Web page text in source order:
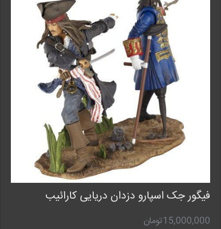
فیگور جک اسپارو دزدان دریایی کارائیب
15,000,000تومان